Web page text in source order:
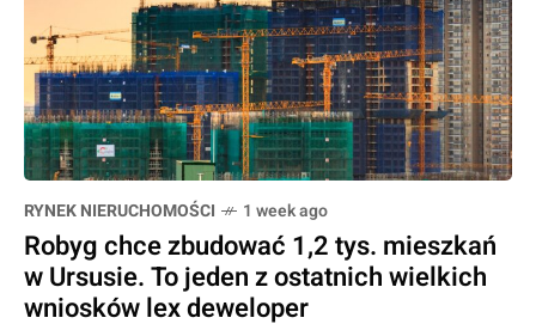
RYNEK NIERUCHOMOŚCI 1 week ago
Robyg chce zbudować 1,2 tys. mieszkań
w Ursusie. To jeden z ostatnich wielkich
wniosków lex deweloper